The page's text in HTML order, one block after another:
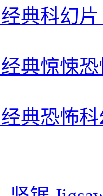
典科幻
典惊悚
典恐怖